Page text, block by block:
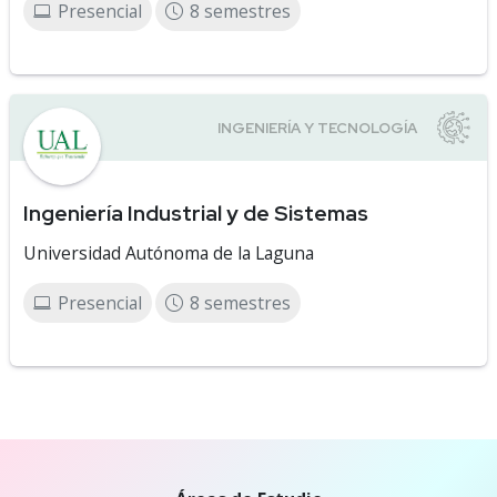
Presencial 8 semestres
Ingeniería Industrial y de Sistemas
Universidad Autónoma de la Laguna
Presencial 8 semestres